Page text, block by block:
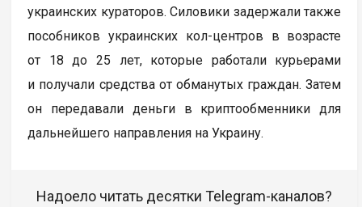
украинских кураторов. Силовики задержали также
пособников украинских кол-центров в возрасте
от 18 до 25 лет, которые работали курьерами
и получали средства от обманутых граждан. Затем
он передавали деньги в криптообменники для
дальнейшего направления на Украину.
Надоело читать десятки Telegram-каналов?